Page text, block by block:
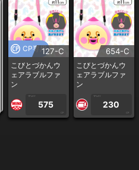
CP専用127-C
こびとづかんウ
ェアラブルファ
ン
1PLAY
575
CP
654-C
こびとづかんウ
ェアラブルファ
ン
1PLAY
230
CP